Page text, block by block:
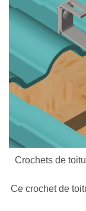
Crochets de
Ce crochet de